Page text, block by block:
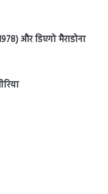
और डिएगो मैराडोना